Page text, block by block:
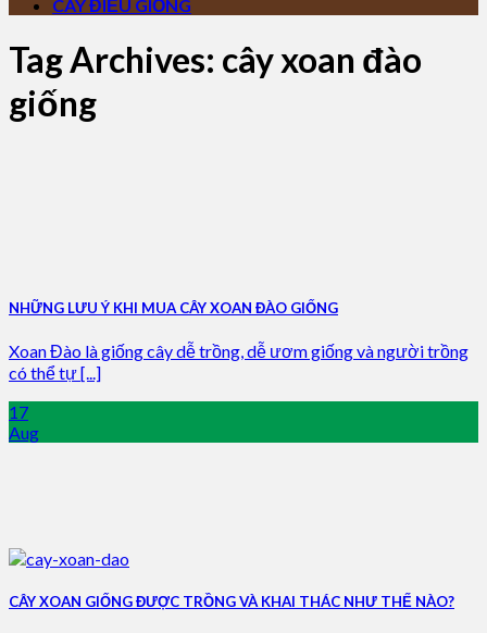
CÂY ĐIỀU GIỐNG
Tag Archives: cây xoan đào
giống
NHỮNG LƯU Ý KHI MUA CÂY XOAN ĐÀO GIỐNG
Xoan Đào là giống cây dễ trồng, dễ ươm giống và người trồng
có thể tự [...]
17
Aug
CÂY XOAN GIỐNG ĐƯỢC TRỒNG VÀ KHAI THÁC NHƯ THẾ NÀO?